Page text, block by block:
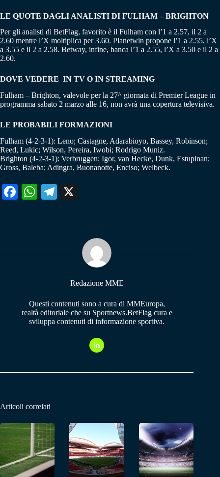
LE QUOTE DAGLI ANALISTI DI FULHAM – BRIGHTON
Per gli analisti di BetFlag, favorito è il Fulham con l’1 a 2.57, il 2 a
2.60 mentre l’X moltiplica per 3.60. Planetwin propone l’1 a 2.55, l’X
a 3.55 e il 2 a 2.58. Betway, infine, banca l’1 a 2.55, l’X a 3.50 e il 2 a
2.60.
DOVE VEDERE IN TV O IN STREAMING
Fulham – Brighton, valevole per la 27^ giornata di Premier League in
programma sabato 2 marzo alle 16, non avrà una copertura televisiva.
LE PROBABILI FORMAZIONI
Fulham (4-2-3-1): Leno; Castagne, Adarabioyo, Bassey, Robinson;
Reed, Lukic; Wilson, Pereira, Iwobi; Rodrigo Muniz.
Brighton (4-2-3-1): Verbruggen; Igor, van Hecke, Dunk, Estupinan;
Gross, Baleba; Adingra, Buonanotte, Enciso; Welbeck.
Fa W
pp
Te
m
Redazione MME
Questi contenuti sono a cura di MMEuropa,
realtà editoriale che su Sportnews.BetFlag cura e
sviluppa contenuti di informazione sportiva.
Articoli correlati